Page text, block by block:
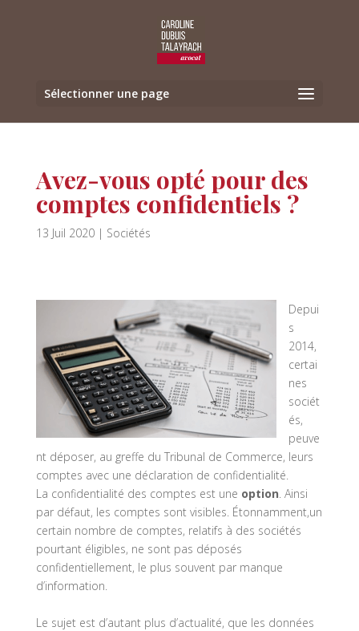
Sélectionner une page
Avez-vous opté pour des
comptes confidentiels ?
13 Juil 2020| Sociétés
Depui
s
2014,
certai
nes
sociét
és,
peuve
nt déposer, au greffe du Tribunal de Commerce, leurs
comptes avec une déclaration de confidentialité.
La confidentialité des comptes est une option. Ainsi
par défaut, les comptes sont visibles. Étonnamment,un
certain nombre de comptes, relatifs à des sociétés
pourtant éligibles, ne sont pas déposés
confidentiellement, le plus souvent par manque
d’information.
Le sujet est d’autant plus d’actualité, que les données